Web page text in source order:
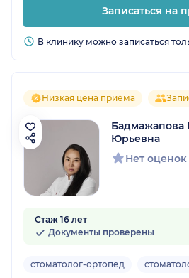
Записаться на
В клинику можно записаться
Низкая цена приёма
Бадмажапова
Юрьевна
Нет оценок
Стаж 16 лет
Документы проверены
стоматолог-ортопед